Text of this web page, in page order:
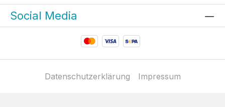
Social Media
Datenschutzerklärung Impressum